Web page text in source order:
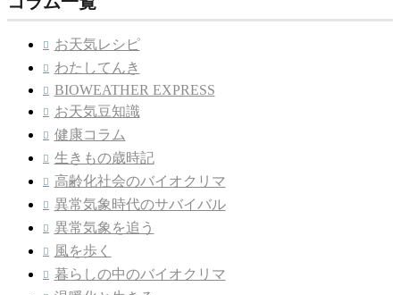
 お天気レシピ
 わたしてんき
 BIOWEATHER EXPRESS
 お天気豆知識
 健康コラム
 生きもの歳時記
 高齢化社会のバイオクリマ
 異常気象時代のサバイバル
 異常気象を追う
 風を歩く
 暮らしの中のバイオクリマ